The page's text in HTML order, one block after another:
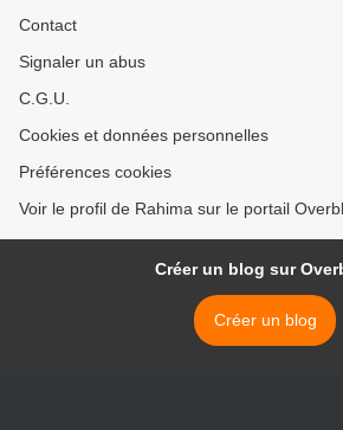
Contact
Signaler un abus
C.G.U.
Cookies et données personnelles
Préférences cookies
Voir le profil de Rahima sur le portail
Créer un blog sur
Créer un blog